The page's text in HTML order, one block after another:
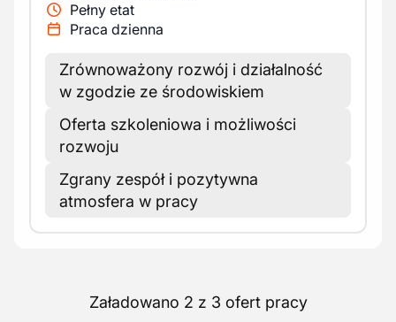
Pełny etat
Praca dzienna
Zrównoważony rozwój i działalność
w zgodzie ze środowiskiem
Oferta szkoleniowa i możliwości
rozwoju
Zgrany zespół i pozytywna
atmosfera w pracy
Załadowano 2 z 3 ofert pracy